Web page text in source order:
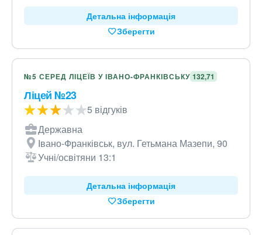
Детальна інформація
Зберегти
№5 СЕРЕД ЛІЦЕЇВ У ІВАНО-ФРАНКІВСЬКУ 132,71
Ліцей №23
5 відгуків
Державна
Івано-Франківськ, вул. Гетьмана Мазепи, 90
Учні/освітяни 13:1
Детальна інформація
Зберегти